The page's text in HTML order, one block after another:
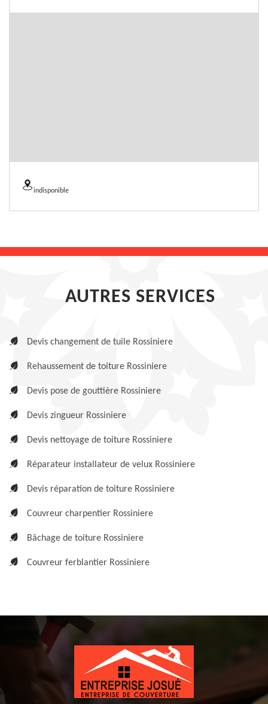
indisponible
AUTRES SERVICES
Devis changement de tuile Rossiniere
Rehaussement de toiture Rossiniere
Devis pose de gouttière Rossiniere
Devis zingueur Rossiniere
Devis nettoyage de toiture Rossiniere
Réparateur installateur de velux Rossiniere
Devis réparation de toiture Rossiniere
Couvreur charpentier Rossiniere
Bâchage de toiture Rossiniere
Couvreur ferblantier Rossiniere